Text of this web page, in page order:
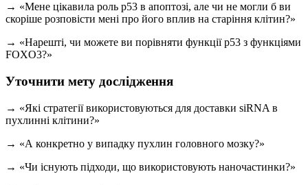
→ «Мене цікавила роль p53 в апоптозі, але чи не могли б ви
скоріше розповісти мені про його вплив на старіння клітин?»
→ «Нарешті, чи можете ви порівняти функції p53 з функціями
FOXO3?»
Уточнити мету дослідження
→ «Які стратегії використовуються для доставки siRNA в
пухлинні клітини?»
→ «А конкретно у випадку пухлин головного мозку?»
→ «Чи існують підходи, що використовують наночастинки?»